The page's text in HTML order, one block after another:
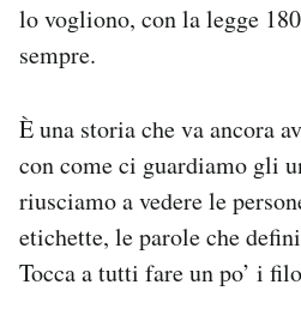
lo vogliono, con la legge
sempre.
È una storia che va ancora
con come ci guardiamo gli
riusciamo a vedere le
etichette, le parole che
Tocca a tutti fare un po’ i